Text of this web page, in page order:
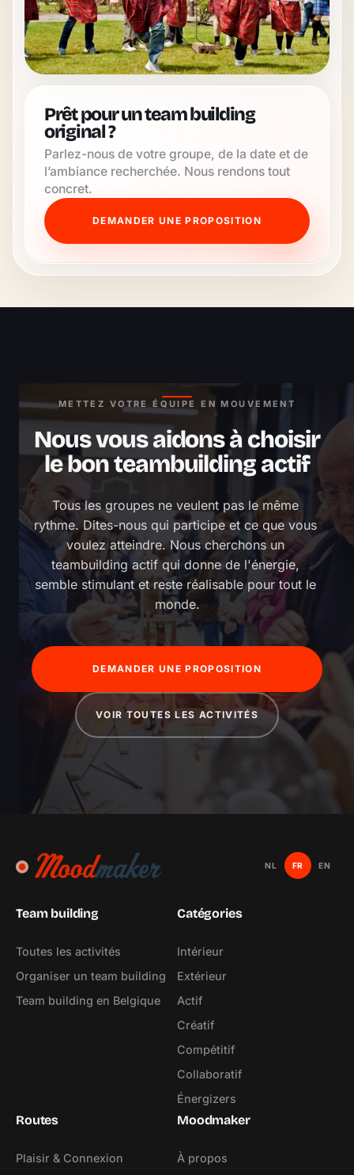
Prêt pour un team building
original ?
Parlez-nous de votre groupe, de la date et de
l’ambiance recherchée. Nous rendons tout
concret.
DEMANDER UNE PROPOSITION
METTEZ VOTRE ÉQUIPE EN MOUVEMENT
Nous vous aidons à choisir
le bon teambuilding actif
Tous les groupes ne veulent pas le même
rythme. Dites-nous qui participe et ce que vous
voulez atteindre. Nous cherchons un
teambuilding actif qui donne de l'énergie,
semble stimulant et reste réalisable pour tout le
monde.
DEMANDER UNE PROPOSITION
VOIR TOUTES LES ACTIVITÉS
NL FR EN
Team building
Toutes les activités
Organiser un team building
Team building en Belgique
Catégories
Intérieur
Extérieur
Actif
Créatif
Compétitif
Collaboratif
Énergizers
Routes
Plaisir & Connexion
Moodmaker
À propos